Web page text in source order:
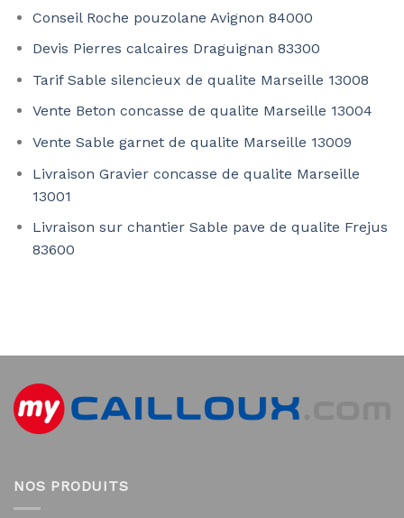
Conseil Roche pouzolane Avignon 84000
Devis Pierres calcaires Draguignan 83300
Tarif Sable silencieux de qualite Marseille 13008
Vente Beton concasse de qualite Marseille 13004
Vente Sable garnet de qualite Marseille 13009
Livraison Gravier concasse de qualite Marseille
13001
Livraison sur chantier Sable pave de qualite Frejus
83600
NOS PRODUITS